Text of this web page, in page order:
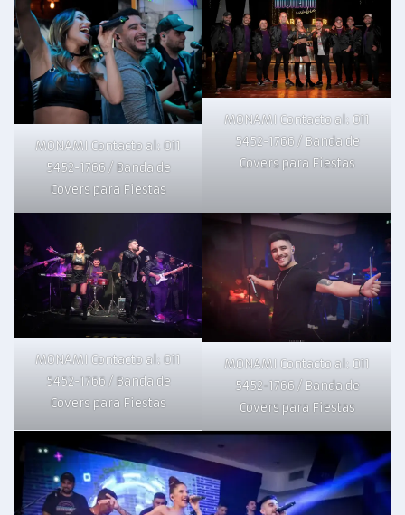
MONAMI Contacto al: 011
5452-1766 / Banda de
Covers para Fiestas
MONAMI Contacto al: 011
5452-1766 / Banda de
Covers para Fiestas
MONAMI Contacto al: 011
5452-1766 / Banda de
Covers para Fiestas
MONAMI Contacto al: 011
5452-1766 / Banda de
Covers para Fiestas